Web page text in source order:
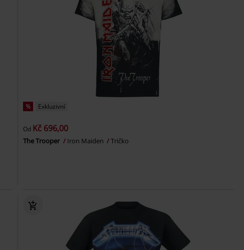
% Exkluzivní
Od Kč 696,00
The Trooper Iron Maiden Tričko